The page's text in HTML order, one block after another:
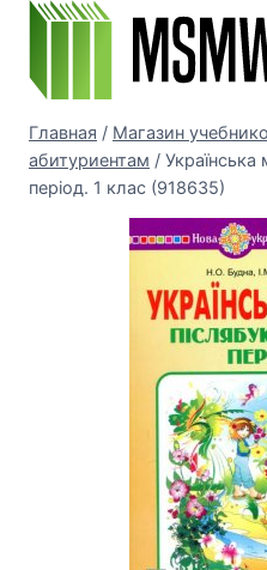
Перейти
содержимому
Главная / Магазин
абитуриентам / Українська
період. 1 клас (918635)